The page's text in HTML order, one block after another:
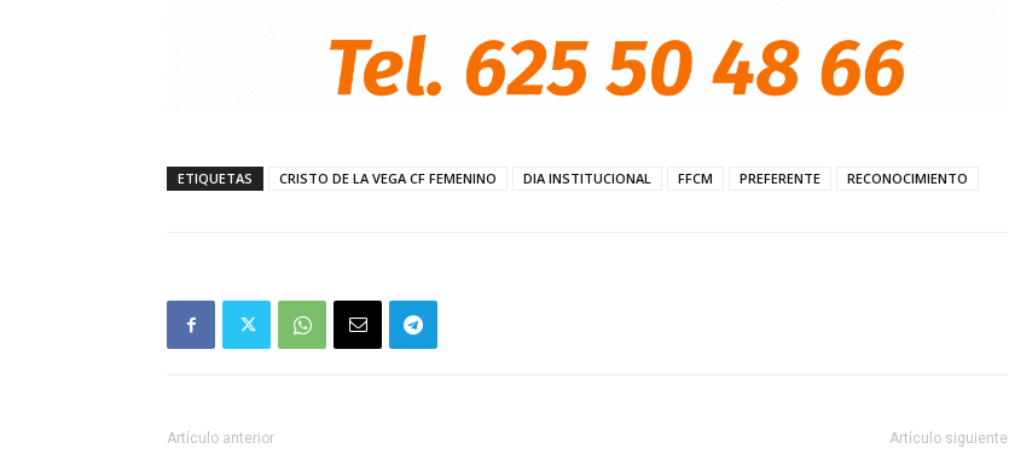
ETIQUETAS CRISTO DE LA VEGA CF FEMENINO DIA INSTITUCIONAL FFCM PREFERENTE RECONOCIMIENTO
Artículo anterior Artículo siguiente